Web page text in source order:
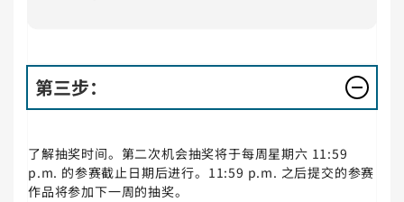
第三步：
了解抽奖时间。第二次机会抽奖将于每周星期六 11:59
p.m. 的参赛截止日期后进行。11:59 p.m. 之后提交的参赛
作品将参加下一周的抽奖。